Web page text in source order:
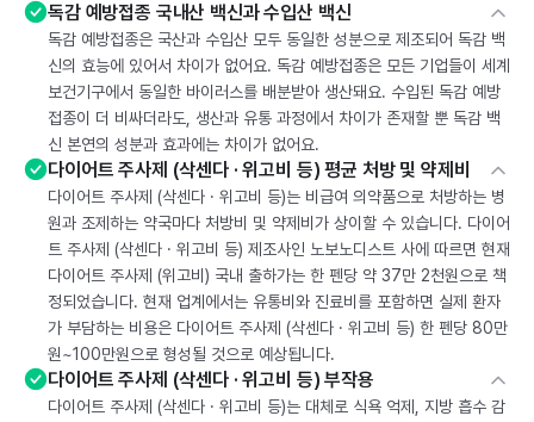
독감 예방접종 국내산 백신과 수입산 백신
독감 예방접종은 국산과 수입산 모두 동일한 성분으로 제조되어 독감 백
신의 효능에 있어서 차이가 없어요. 독감 예방접종은 모든 기업들이 세계
보건기구에서 동일한 바이러스를 배분받아 생산돼요. 수입된 독감 예방
접종이 더 비싸더라도, 생산과 유통 과정에서 차이가 존재할 뿐 독감 백
신 본연의 성분과 효과에는 차이가 없어요.
다이어트 주사제 (삭센다 · 위고비 등) 평균 처방 및 약제비
다이어트 주사제 (삭센다 · 위고비 등)는 비급여 의약품으로 처방하는 병
원과 조제하는 약국마다 처방비 및 약제비가 상이할 수 있습니다. 다이어
트 주사제 (삭센다 · 위고비 등) 제조사인 노보노디스트 사에 따르면 현재
다이어트 주사제 (위고비) 국내 출하가는 한 펜당 약 37만 2천원으로 책
정되었습니다. 현재 업계에서는 유통비와 진료비를 포함하면 실제 환자
가 부담하는 비용은 다이어트 주사제 (삭센다 · 위고비 등) 한 펜당 80만
원~100만원으로 형성될 것으로 예상됩니다.
다이어트 주사제 (삭센다 · 위고비 등) 부작용
다이어트 주사제 (삭센다 · 위고비 등)는 대체로 식욕 억제, 지방 흡수 감